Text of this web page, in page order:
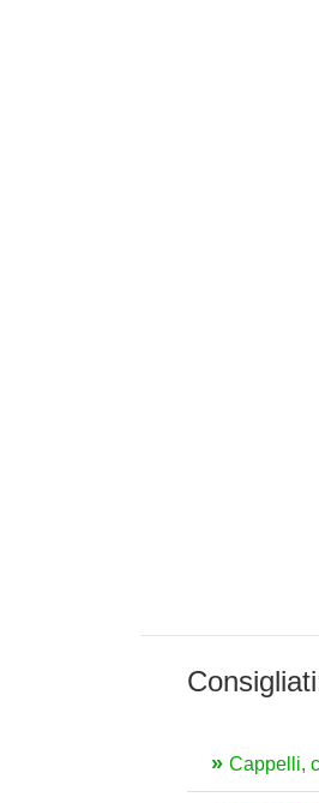
Cappelli,